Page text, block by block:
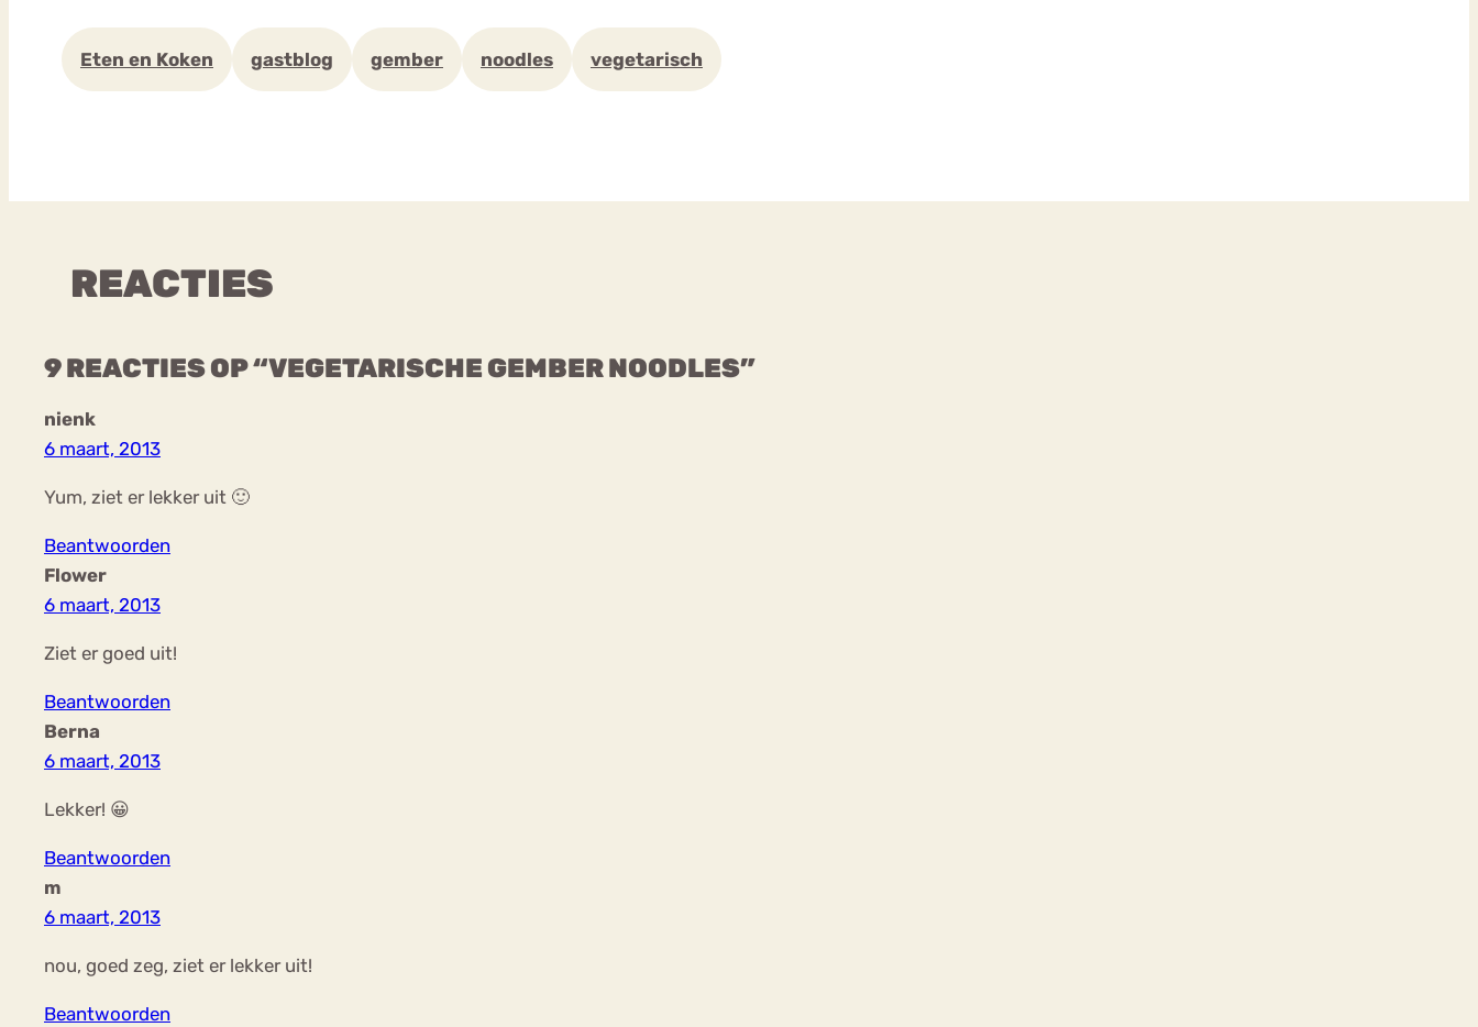
Eten en Koken gastblog gember noodles vegetarisch
REACTIES
9 REACTIES OP “VEGETARISCHE GEMBER NOODLES”
nienk
6 maart, 2013
Yum, ziet er lekker uit 🙂
Beantwoorden
Flower
6 maart, 2013
Ziet er goed uit!
Beantwoorden
Berna
6 maart, 2013
Lekker! 😀
Beantwoorden
m
6 maart, 2013
nou, goed zeg, ziet er lekker uit!
Beantwoorden